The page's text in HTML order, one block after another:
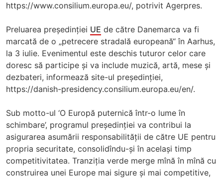
https://www.consilium.europa.eu/, potrivit Agerpres.
Preluarea președinției UE de către Danemarca va fi
marcată de o „petrecere stradală europeană“ în Aarhus,
la 3 iulie. Evenimentul este deschis tuturor celor care
doresc să participe și va include muzică, artă, mese și
dezbateri, informează site-ul președinției,
https://danish-presidency.consilium.europa.eu/en/.
Sub motto-ul ‘O Europă puternică într-o lume în
schimbare’, programul președinției va contribui la
asigurarea asumării responsabilității de către UE pentru
propria securitate, consolidîndu-și în același timp
competitivitatea. Tranziția verde merge mînă în mînă cu
construirea unei Europe mai sigure și mai competitive,